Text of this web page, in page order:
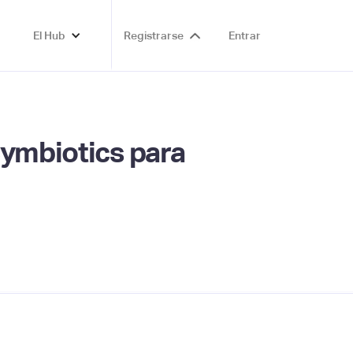
El Hub Registrarse Entrar
para